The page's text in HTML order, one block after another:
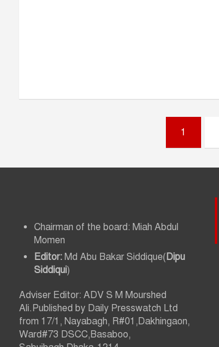
s
p
g
i
1
Chairman of the board: Miah Abdul
Momen
Editor: Md Abu Bakar Siddique(Dipu
Siddiqui)
Adviser Editor: ADV S M Mourshed
Ali.Published by Daily Presswatch Ltd
from 17/1, Nayabagh, R#01,Dakhingaon,
Ward#73 DSCC,Basaboo,